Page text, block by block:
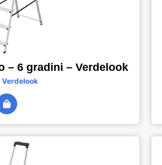
– 6 gradini – Verdelook
Verdelook